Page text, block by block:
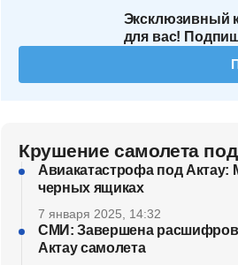
Эксклюзивный
для вас!
Крушение самолета
Авиакатастрофа под Актау:
черных ящиках
7 января 2025, 14:32
СМИ: Завершена
Актау самолета